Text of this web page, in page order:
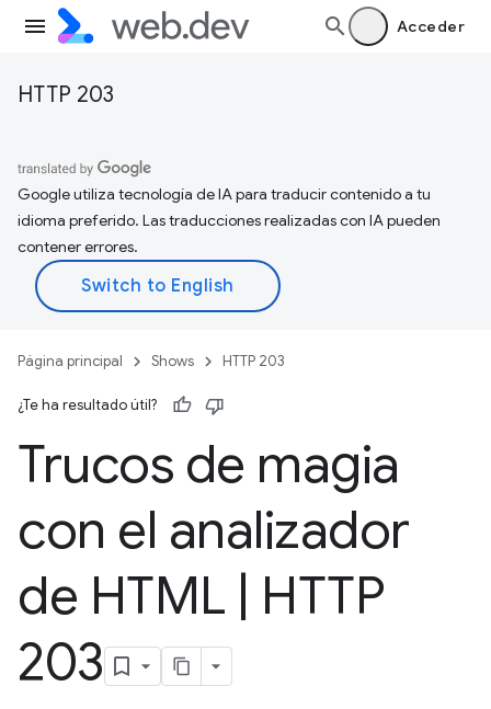
Acceder
HTTP 203
Google utiliza tecnología de IA para traducir contenido a tu
idioma preferido. Las traducciones realizadas con IA pueden
contener errores.
Página principal Shows HTTP 203
¿Te ha resultado útil?
Trucos de magia
con el analizador
de HTML
HTTP
203